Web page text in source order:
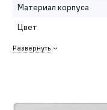
Материал корпуса
Цвет
Развернуть